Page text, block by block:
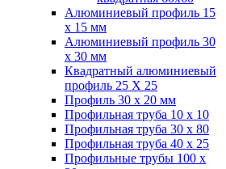
Алюминиевый профиль 15
х 15 мм
Алюминиевый профиль 30
х 30 мм
Квадратный алюминиевый
профиль 25 Х 25
Профиль 30 х 20 мм
Профильная труба 10 х 10
Профильная труба 30 х 80
Профильная труба 40 х 25
Профильные трубы 100 х